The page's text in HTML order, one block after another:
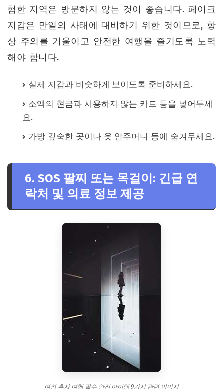
험한 지역은 방문하지 않는 것이 좋습니다. 페이크
지갑은 만일의 사태에 대비하기 위한 것이므로, 항
상 주의를 기울이고 안전한 여행을 즐기도록 노력
해야 합니다.
실제 지갑과 비슷하게 보이도록 준비하세요.
소액의 현금과 사용하지 않는 카드 등을 넣어두세
요.
가방 깊숙한 곳이나 옷 안주머니 등에 숨겨두세요.
6. SOS 팔찌 또는 목걸이: 긴급 연
락처 및 의료 정보 제공
여성 혼자 여행 필수 안전 아이템 9가지 관련 이미지